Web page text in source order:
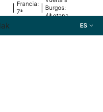
Francia:
7ª
Burgos:
4ª etapa
ES